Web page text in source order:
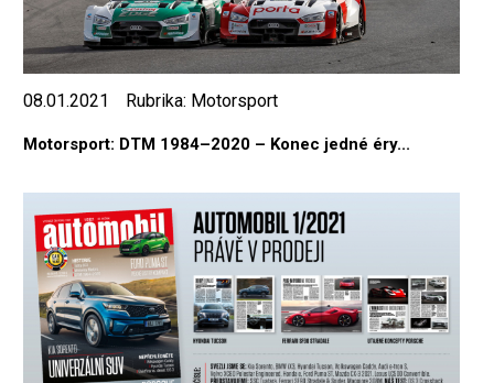
08.01.2021 Rubrika: Motorsport
Motorsport: DTM 1984–2020 – Konec jedné éry...